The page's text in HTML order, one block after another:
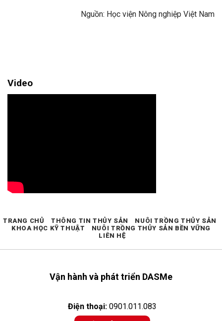
Nguồn: Học viện Nông nghiệp Việt Nam
Video
Vận hành và phát triển DASMe
Điện thoại: 0901.011.083
TRANG CHỦ THÔNG TIN THỦY SẢN
NUÔI TRỒNG THỦY SẢN
KHOA HỌC KỸ THUẬT
NUÔI TRỒNG THỦY SẢN BỀN VỮNG
LIÊN HỆ